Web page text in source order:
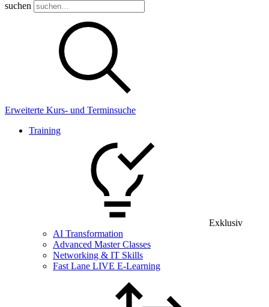
suchen
Erweiterte Kurs- und Terminsuche
Training
Exklusiv
AI Transformation
Advanced Master Classes
Networking & IT Skills
Fast Lane LIVE E-Learning